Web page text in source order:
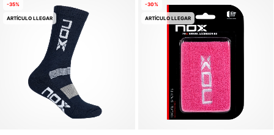
-35%
ARTÍCULO LLEGAR
-30%
ARTÍCULO LLEGAR